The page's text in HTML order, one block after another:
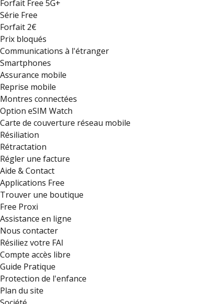
Forfait Free 5G+
Série Free
Forfait 2€
Prix bloqués
Communications à l'étranger
Smartphones
Assurance mobile
Reprise mobile
Montres connectées
Option eSIM Watch
Carte de couverture réseau mobile
Résiliation
Rétractation
Régler une facture
Aide & Contact
Applications Free
Trouver une boutique
Free Proxi
Assistance en ligne
Nous contacter
Résiliez votre FAI
Compte accès libre
Guide Pratique
Protection de l'enfance
Plan du site